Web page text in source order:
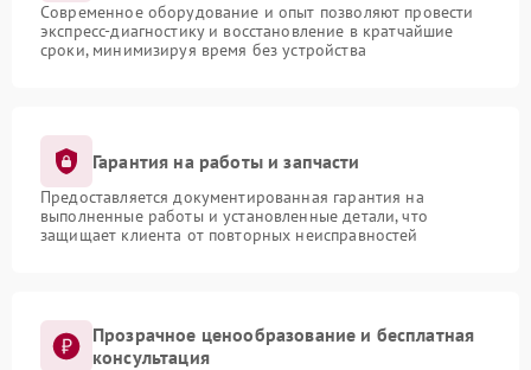
Современное оборудование и опыт позволяют провести
экспресс-диагностику и восстановление в кратчайшие
сроки, минимизируя время без устройства
Гарантия на работы и запчасти
Предоставляется документированная гарантия на
выполненные работы и установленные детали, что
защищает клиента от повторных неисправностей
Прозрачное ценообразование и бесплатная
консультация